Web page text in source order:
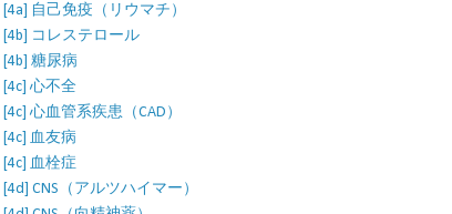
[4a] 自己免疫（リウマチ）
[4b] コレステロール
[4b] 糖尿病
[4c] 心不全
[4c] 心血管系疾患（CAD）
[4c] 血友病
[4c] 血栓症
[4d] CNS（アルツハイマー）